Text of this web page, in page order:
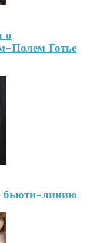
о
Полем Готье
бьюти-линию